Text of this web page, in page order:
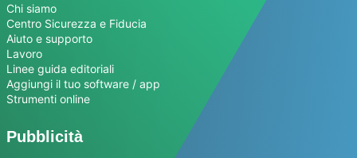
Chi siamo
Centro Sicurezza e Fiducia
Aiuto e supporto
Lavoro
Linee guida editoriali
Aggiungi il tuo software / app
Strumenti online
Pubblicità